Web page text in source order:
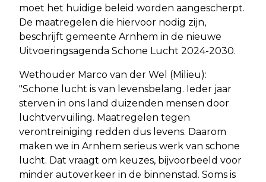
moet het huidige beleid worden aangescherpt.
De maatregelen die hiervoor nodig zijn,
beschrijft gemeente Arnhem in de nieuwe
Uitvoeringsagenda Schone Lucht 2024-2030.
Wethouder Marco van der Wel (Milieu):
"Schone lucht is van levensbelang. Ieder jaar
sterven in ons land duizenden mensen door
luchtvervuiling. Maatregelen tegen
verontreiniging redden dus levens. Daarom
maken we in Arnhem serieus werk van schone
lucht. Dat vraagt om keuzes, bijvoorbeeld voor
minder autoverkeer in de binnenstad. Soms is